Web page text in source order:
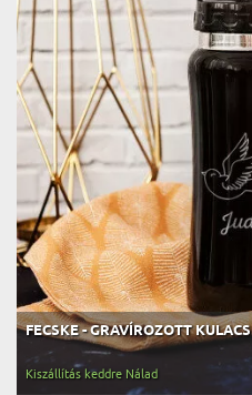
FECSKE - GRAVÍROZOTT KULACS
Kiszállítás keddre Nálad